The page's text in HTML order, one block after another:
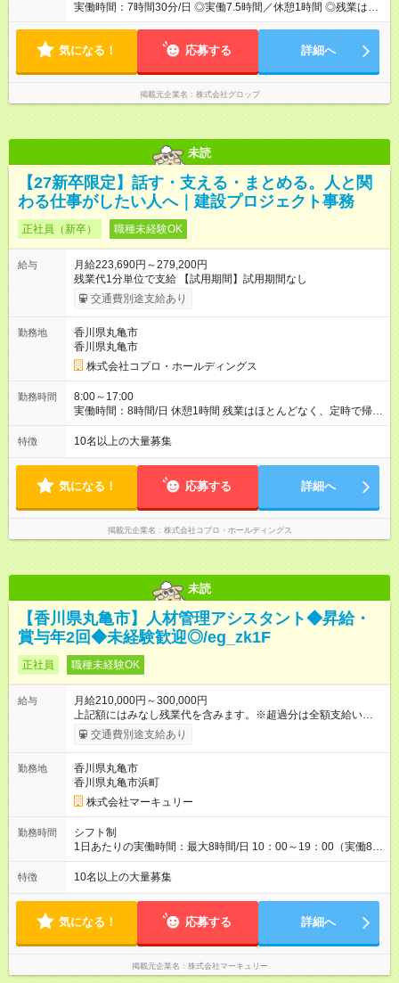
実働時間：7時間30分/日 ◎実働7.5時間／休憩1時間 ◎残業は月
平均28.5時間です。
気になる！ 応募する 詳細へ
掲載元企業名 株式会社グロップ
未読
【27新卒限定】話す・支える・まとめる。人と関
わる仕事がしたい人へ｜建設プロジェクト事務
正社員（新卒） 職種未経験OK
給与
月給223,690円～279,200円
残業代1分単位で支給 【試用期間】試用期間なし
交通費別途支給あり
勤務地
香川県丸亀市
香川県丸亀市
株式会社コプロ・ホールディングス
勤務時間
8:00～17:00
実働時間：8時間/日 休憩1時間 残業はほとんどなく、定時で帰れ
る日が多い働き方です。 毎日の業務は進捗管理や事務が中心な
ので、 「今日やるべき仕事」が終われば、自然と区切りをつけ
方を大切にしています。
特徴 10名以上の大量募集
気になる！ 応募する 詳細へ
掲載元企業名 株式会社コプロ・ホールディングス
未読
【香川県丸亀市】人材管理アシスタント◆昇給・
賞与年2回◆未経験歓迎◎/eg_zk1F
正社員 職種未経験OK
給与
月給210,000円～300,000円
上記額にはみなし残業代を含みます。※超過分は全額支給いたし
ます。 みなし残業代 14,616円／月 みなし残業時間 10時間／月
※能力やスキルを考慮の上、当社規程により決定します。 ーー
に1回の「年次昇給」があり、仕事での成果にあわせて昇給しま
す。特に頑張っている人は、上長の裁量でさらにプラスの昇給
となることも。努力や成長が収入につながる環境です。 【試用
期間】試用期間あり 試用期間の長さ：3ヶ月 雇用形態、給与は
本採用時と同じです。
交通費別途支給あり
勤務地
香川県丸亀市
香川県丸亀市浜町
株式会社マーキュリー
勤務時間
シフト制
1日あたりの実働時間：最大8時間/日 10：00～19：00（実働8時
間） ※勤務地により異なります。
特徴 10名以上の大量募集
気になる！ 応募する 詳細へ
掲載元企業名 株式会社マーキュリー